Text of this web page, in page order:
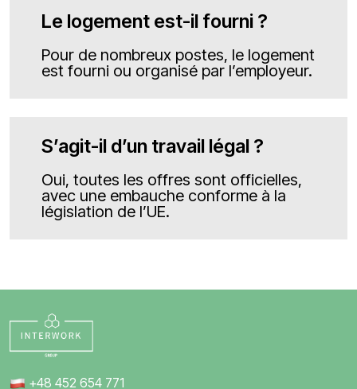
Le logement est-il fourni ?
Pour de nombreux postes, le logement
est fourni ou organisé par l’employeur.
S’agit-il d’un travail légal ?
Oui, toutes les offres sont officielles,
avec une embauche conforme à la
législation de l’UE.
+48 452 654 771